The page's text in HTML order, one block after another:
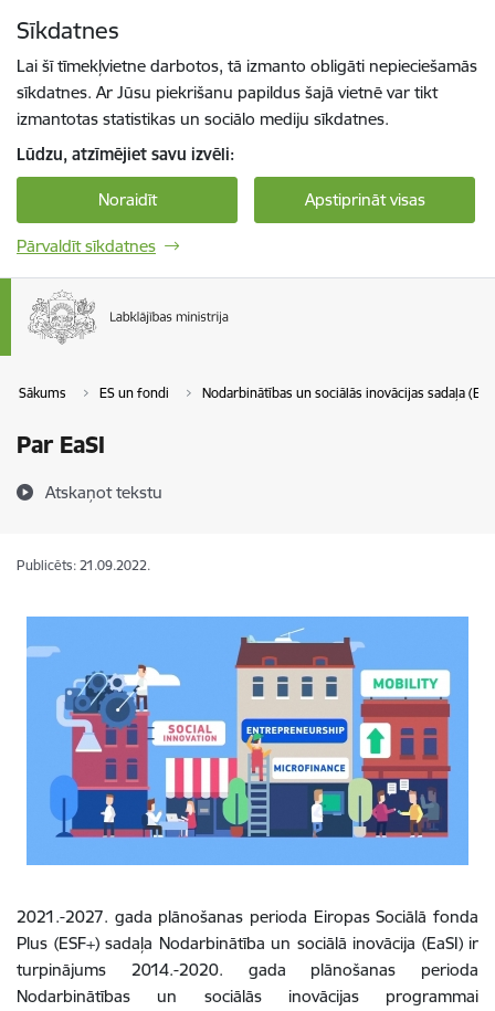
Sīkdatnes
Lai šī tīmekļvietne darbotos, tā izmanto obligāti nepieciešamās
sīkdatnes. Ar Jūsu piekrišanu papildus šajā vietnē var tikt
izmantotas statistikas un sociālo mediju sīkdatnes.
Lūdzu, atzīmējiet savu izvēli:
Noraidīt Apstiprināt visas
Pārvaldīt sīkdatnes
Sākums ES un fondi Nodarbinātības un sociālās inovācijas sadaļa
Par EaSI
Atskaņot tekstu
Publicēts: 21.09.2022.
2021.-2027. gada plānošanas perioda Eiropas Sociālā fonda
Plus (ESF+) sadaļa Nodarbinātība un sociālā inovācija (EaSI) ir
turpinājums 2014.-2020. gada plānošanas perioda
Nodarbinātības un sociālās inovācijas programmai